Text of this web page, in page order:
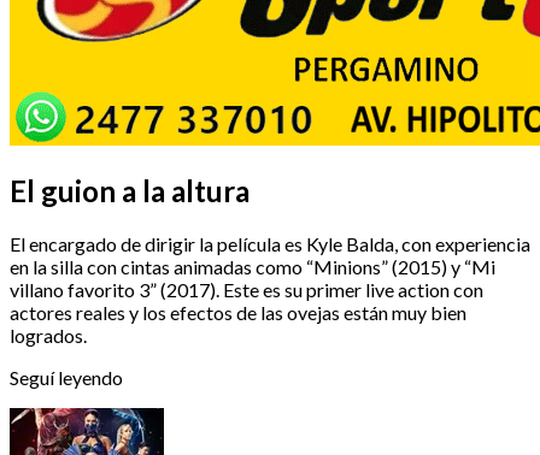
El guion a la altura
El encargado de dirigir la película es Kyle Balda, con experiencia
en la silla con cintas animadas como “Minions” (2015) y “Mi
villano favorito 3” (2017). Este es su primer live action con
actores reales y los efectos de las ovejas están muy bien
logrados.
Seguí leyendo